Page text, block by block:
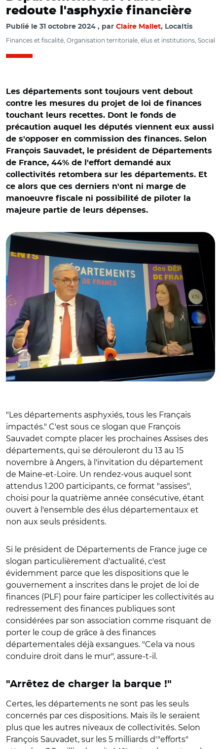
redoute l'asphyxie financière
Publié le 31 octobre 2024 par Claire Mallet, Localtis
Finances et fiscalité, Organisation territoriale, élus et institutions, Social
Les départements sont toujours vent debout
contre les mesures du projet de loi de finances
touchant leurs recettes. Dont le fonds de
précaution auquel les députés viennent eux aussi
de s'opposer en commission des finances. Selon
François Sauvadet, le président de Départements
de France, 44% de l'effort demandé aux
collectivités retombera sur les départements. Et
ce alors que ces derniers n'ont ni marge de
manoeuvre fiscale ni possibilité de piloter la
majeure partie de leurs dépenses.
"Les départements asphyxiés, tous les Français
impactés." C'est sous ce slogan que François
Sauvadet compte placer les prochaines Assises des
départements, qui se dérouleront du 13 au 15
novembre à Angers, à l'invitation du département
de Maine-et-Loire. Un rendez-vous auquel sont
attendus 1.200 participants, ce format "assises",
choisi pour la quatrième année consécutive, étant
ouvert à l'ensemble des élus départementaux et
non aux seuls présidents.
Si le président de Départements de France juge ce
slogan particulièrement d'actualité, c'est
évidemment parce que les dispositions que le
gouvernement a inscrites dans le projet de loi de
finances (PLF) pour faire participer les collectivités au
redressement des finances publiques sont
considérées par son association comme risquant de
porter le coup de grâce à des finances
départementales déjà exsangues. "Cela va nous
conduire droit dans le mur", assure-t-il.
"Arrêtez de charger la barque !"
Certes, les départements ne sont pas les seuls
concernés par ces dispositions. Mais ils le seraient
plus que les autres niveaux de collectivités. Selon
François Sauvadet, sur les 5 milliards d'"efforts"